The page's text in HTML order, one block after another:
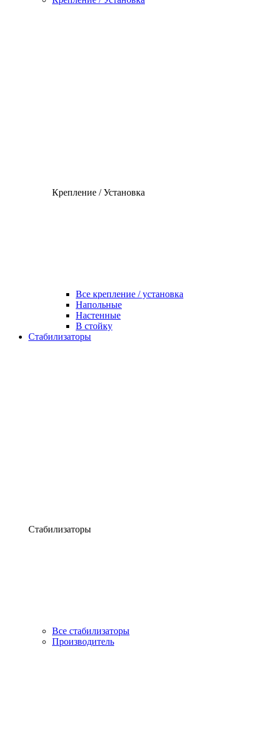
Крепление / Установка
Все крепление / установка
Напольные
Настенные
В стойку
Стабилизаторы
Стабилизаторы
Все стабилизаторы
Производитель